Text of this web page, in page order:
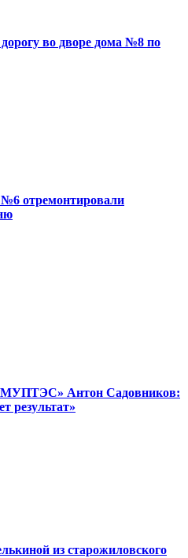
во дворе дома №8 по
отремонтировали
МУПТЭС» Антон Садовников:
результат»
из старожиловского